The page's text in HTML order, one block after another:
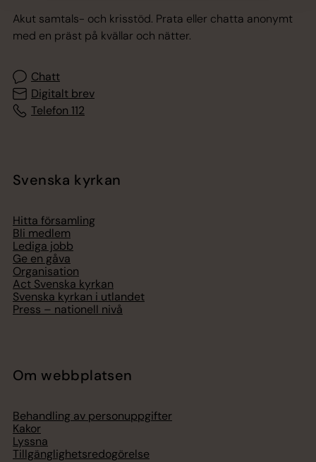
Akut samtals- och krisstöd. Prata eller chatta anonymt
med en präst på kvällar och nätter.
Chatt
Digitalt brev
Telefon 112
Svenska kyrkan
Hitta församling
Bli medlem
Lediga jobb
Ge en gåva
Organisation
Act Svenska kyrkan
Svenska kyrkan i utlandet
Press – nationell nivå
Om webbplatsen
Behandling av personuppgifter
Kakor
Lyssna
Tillgänglighetsredogörelse